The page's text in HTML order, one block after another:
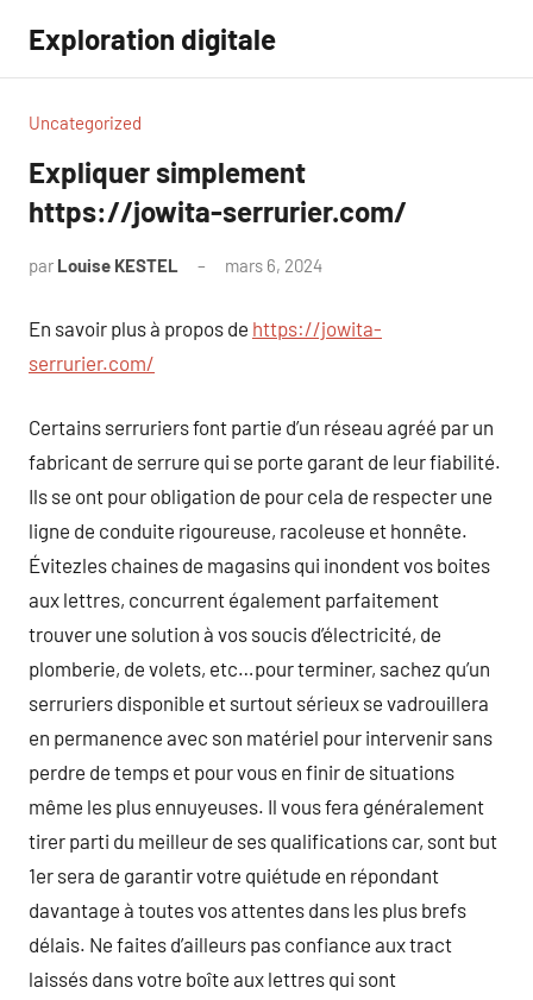
contenu
Exploration digitale
Uncategorized
Expliquer simplement
https://jowita-serrurier.com/
par Louise KESTEL mars 6, 2024
En savoir plus à propos de https://jowita-
serrurier.com/
Certains serruriers font partie d’un réseau agréé par un
fabricant de serrure qui se porte garant de leur fiabilité.
Ils se ont pour obligation de pour cela de respecter une
ligne de conduite rigoureuse, racoleuse et honnête.
Évitezles chaines de magasins qui inondent vos boites
aux lettres, concurrent également parfaitement
trouver une solution à vos soucis d’électricité, de
plomberie, de volets, etc…pour terminer, sachez qu’un
serruriers disponible et surtout sérieux se vadrouillera
en permanence avec son matériel pour intervenir sans
perdre de temps et pour vous en finir de situations
même les plus ennuyeuses. Il vous fera généralement
tirer parti du meilleur de ses qualifications car, sont but
1er sera de garantir votre quiétude en répondant
davantage à toutes vos attentes dans les plus brefs
délais. Ne faites d’ailleurs pas confiance aux tract
laissés dans votre boîte aux lettres qui sont